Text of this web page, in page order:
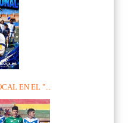
EN EL "...